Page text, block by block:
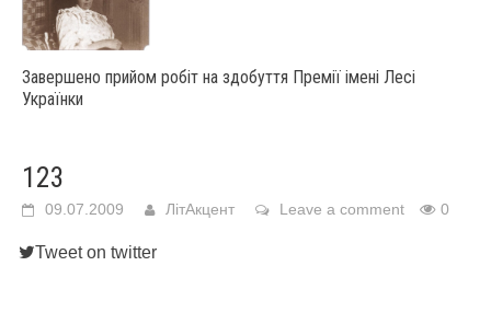
Завершено прийом робіт на здобуття Премії імені Лесі
Українки
123
09.07.2009 ЛітАкцент Leave a comment 0
Tweet on twitter